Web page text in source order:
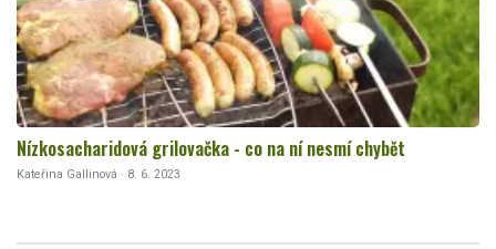
Nízkosacharidová grilovačka - co na ní nesmí chybět
Kateřina Gallinová · 8. 6. 2023